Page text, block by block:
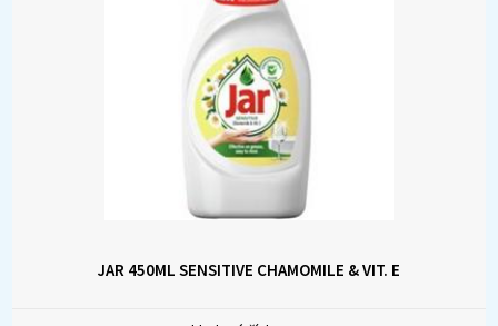
JAR 450ML SENSITIVE CHAMOMILE & VIT. E